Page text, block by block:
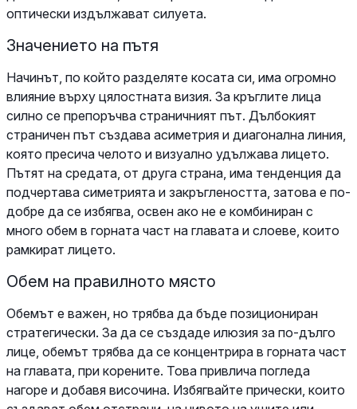
оптически издължават силуета.
Значението на пътя
Начинът, по който разделяте косата си, има огромно
влияние върху цялостната визия. За кръглите лица
силно се препоръчва страничният път. Дълбокият
страничен път създава асиметрия и диагонална линия,
която пресича челото и визуално удължава лицето.
Пътят на средата, от друга страна, има тенденция да
подчертава симетрията и закръглеността, затова е по-
добре да се избягва, освен ако не е комбиниран с
много обем в горната част на главата и слоеве, които
рамкират лицето.
Обем на правилното място
Обемът е важен, но трябва да бъде позициониран
стратегически. За да се създаде илюзия за по-дълго
лице, обемът трябва да се концентрира в горната част
на главата, при корените. Това привлича погледа
нагоре и добавя височина. Избягвайте прически, които